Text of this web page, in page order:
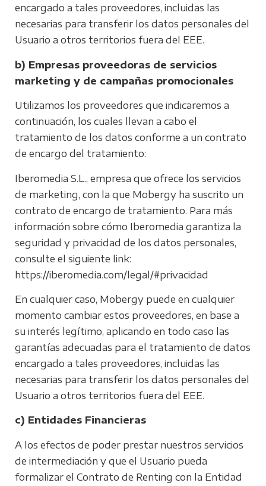
encargado a tales proveedores, incluidas las
necesarias para transferir los datos personales del
Usuario a otros territorios fuera del EEE.
b) Empresas proveedoras de servicios
marketing y de campañas promocionales
Utilizamos los proveedores que indicaremos a
continuación, los cuales llevan a cabo el
tratamiento de los datos conforme a un contrato
de encargo del tratamiento:
Iberomedia S.L., empresa que ofrece los servicios
de marketing, con la que Mobergy ha suscrito un
contrato de encargo de tratamiento. Para más
información sobre cómo Iberomedia garantiza la
seguridad y privacidad de los datos personales,
consulte el siguiente link:
https://iberomedia.com/legal/#privacidad
En cualquier caso, Mobergy puede en cualquier
momento cambiar estos proveedores, en base a
su interés legítimo, aplicando en todo caso las
garantías adecuadas para el tratamiento de datos
encargado a tales proveedores, incluidas las
necesarias para transferir los datos personales del
Usuario a otros territorios fuera del EEE.
c) Entidades Financieras
A los efectos de poder prestar nuestros servicios
de intermediación y que el Usuario pueda
formalizar el Contrato de Renting con la Entidad